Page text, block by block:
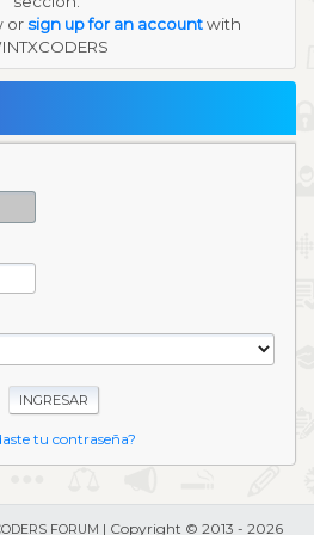
or sign up for an accountwith
tu contraseña?
FORUM | Copyright © 2013 - 2026